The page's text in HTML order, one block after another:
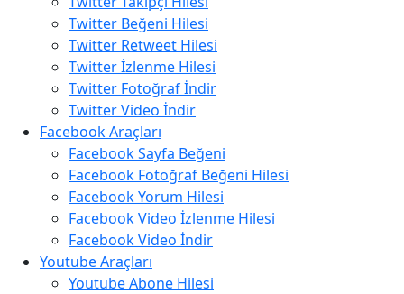
Twitter Beğeni Hilesi
Twitter Retweet Hilesi
Twitter İzlenme Hilesi
Twitter Fotoğraf İndir
Twitter Video İndir
Facebook Araçları
Facebook Sayfa Beğeni
Facebook Fotoğraf Beğeni Hilesi
Facebook Yorum Hilesi
Facebook Video İzlenme Hilesi
Facebook Video İndir
Youtube Araçları
Youtube Abone Hilesi